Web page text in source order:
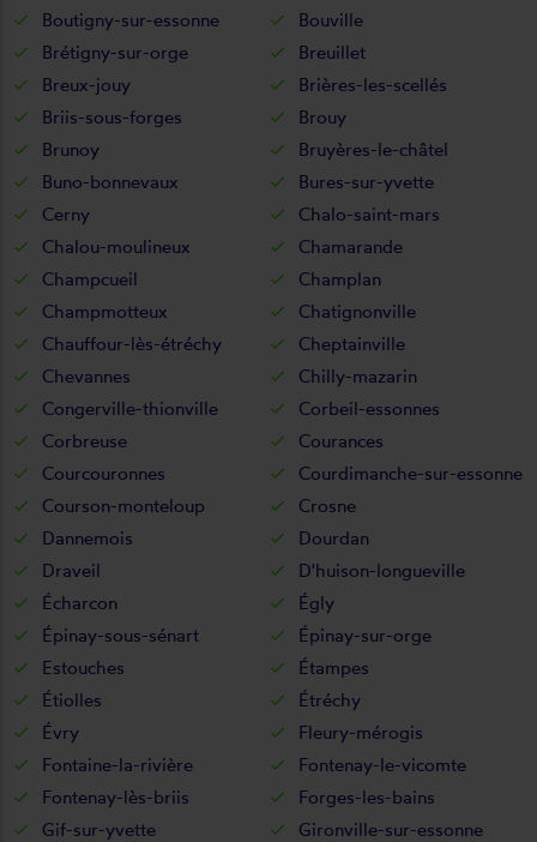
Boutigny-sur-essonne
Bouville
Brétigny-sur-orge
Breuillet
Breux-jouy
Brières-les-scellés
Briis-sous-forges
Brouy
Brunoy
Bruyères-le-châtel
Buno-bonnevaux
Bures-sur-yvette
Cerny
Chalo-saint-mars
Chalou-moulineux
Chamarande
Champcueil
Champlan
Champmotteux
Chatignonville
Chauffour-lès-étréchy
Cheptainville
Chevannes
Chilly-mazarin
Congerville-thionville
Corbeil-essonnes
Corbreuse
Courances
Courcouronnes
Courdimanche-sur-essonne
Courson-monteloup
Crosne
Dannemois
Dourdan
Draveil
D'huison-longueville
Écharcon
Égly
Épinay-sous-sénart
Épinay-sur-orge
Estouches
Étampes
Étiolles
Étréchy
Évry
Fleury-mérogis
Fontaine-la-rivière
Fontenay-le-vicomte
Fontenay-lès-briis
Forges-les-bains
Gif-sur-yvette
Gironville-sur-essonne